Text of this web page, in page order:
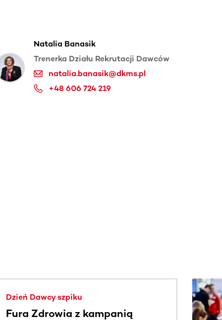
Natalia Banasik
Trenerka Działu Rekrutacji Dawców
natalia.banasik@dkms.pl
+48 606 724 219
Dzień Dawcy szpiku
Fura Zdrowia z kampanią